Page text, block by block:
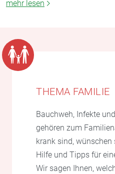
mehr lesen
THEMA FAMILIE
Bauchweh, Infekte
gehören zum
krank sind,
Hilfe und Tipps für
Wir sagen Ihnen,